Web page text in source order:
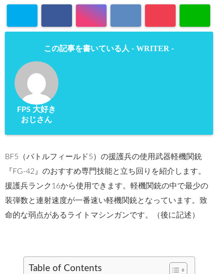
この記事を書いている人 - WRITER -
FPS 大好き
おじさん
BF5（バトルフィールド5）の援護兵の使用武器軽機関銃
『FG-42』のおすすめ専門技能と立ち回りを紹介します。
援護兵ランク16から使用できます。軽機関銃の中で最少の
装弾数と連射速度が一番速い軽機関銃となっています。致
命的な弱点があるライトマシンガンです。（後に記述）
Table of Contents